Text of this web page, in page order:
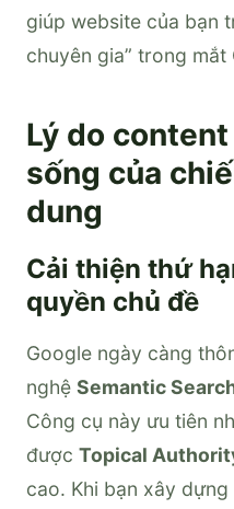
giúp website của bạn
chuyên gia” trong mắt
Lý do
sống của
dung
Cải thiện thứ
quyền chủ đề
Google ngày càng
nghệ Semantic
Công cụ này ưu tiên
được Topical
cao. Khi bạn xây dựng